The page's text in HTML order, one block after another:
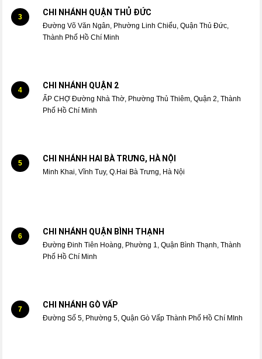
3 CHI NHÁNH QUẬN THỦ ĐỨC
Đường Võ Văn Ngân, Phường Linh Chiểu, Quận Thủ Đức,
Thành Phố Hồ Chí Minh
4 CHI NHÁNH QUẬN 2
ẤP CHỢ Đường Nhà Thờ, Phường Thủ Thiêm, Quận 2, Thành
Phố Hồ Chí Minh
5 CHI NHÁNH HAI BÀ TRƯNG, HÀ NỘI
Minh Khai, Vĩnh Tuy, Q.Hai Bà Trưng, Hà Nội
6 CHI NHÁNH QUẬN BÌNH THẠNH
Đường Đinh Tiên Hoàng, Phường 1, Quận Bình Thạnh, Thành
Phố Hồ Chí Minh
7 CHI NHÁNH GÒ VẤP
Đường Số 5, Phường 5, Quận Gò Vấp Thành Phố Hồ Chí MInh